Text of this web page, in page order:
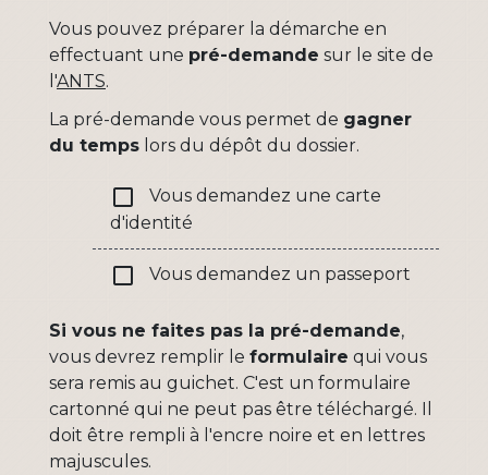
Vous pouvez préparer la démarche en
effectuant une pré-demande sur le site de
l'ANTS.
La pré-demande vous permet de gagner
du temps lors du dépôt du dossier.
check_box_outline_blank
Vous demandez une carte
d'identité
check_box_outline_blank Vous demandez un passeport
Si vous ne faites pas la pré-demande,
vous devrez remplir le formulaire qui vous
sera remis au guichet. C'est un formulaire
cartonné qui ne peut pas être téléchargé. Il
doit être rempli à l'encre noire et en lettres
majuscules.